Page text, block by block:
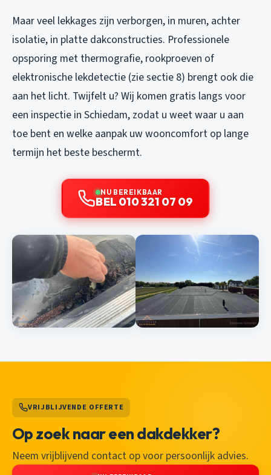
Maar veel lekkages zijn verborgen, in muren, achter
isolatie, in platte dakconstructies. Professionele
opsporing met thermografie, rookproeven of
elektronische lekdetectie (zie sectie 8) brengt ook die
aan het licht. Twijfelt u? Wij komen gratis langs voor
een inspectie in Schiedam, zodat u weet waar u aan
toe bent en welke aanpak uw wooncomfort op lange
termijn het beste beschermt.
NU BEREIKBAAR
BEL 010 321 07 09
VRIJBLIJVENDE OFFERTE
Op zoek naar een dakdekker?
Neem vrijblijvend contact op voor persoonlijk advies.